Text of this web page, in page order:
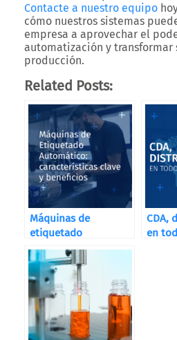
Contacte a nuestro equipo
cómo nuestros sistemas
empresa a aprovechar el
automatización y transformar
producción.
Related Posts:
Máquinas de
etiquetado
automático: claves y
beneficios
CDA,
en